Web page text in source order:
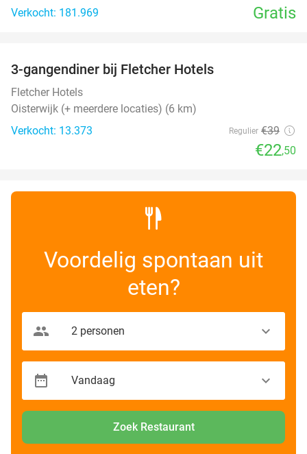
Verkocht: 181.969 Gratis
3-gangendiner bij Fletcher Hotels
Fletcher Hotels
Oisterwijk (+ meerdere locaties) (6 km)
Verkocht: 13.373
Regulier €39
€22,50
Voordelig spontaan uit
eten?
Zoek Restaurant